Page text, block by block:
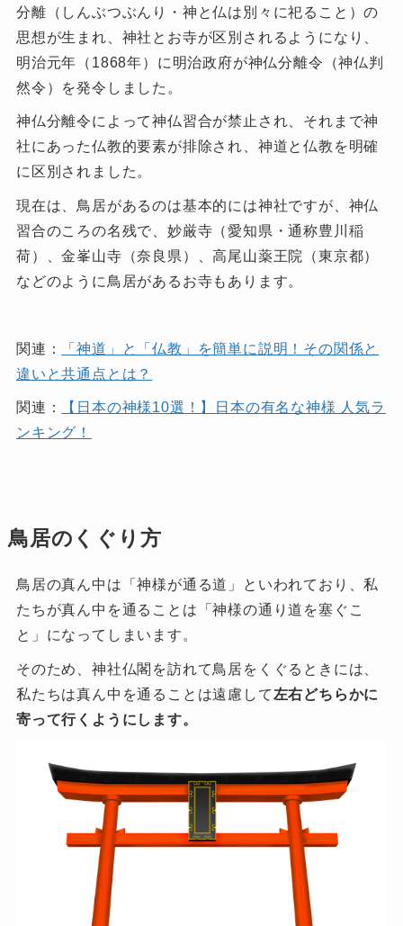
分離（しんぶつぶんり・神と仏は別々に祀ること）の
思想が生まれ、神社とお寺が区別されるようになり、
明治元年（1868年）に明治政府が神仏分離令（神仏判
然令）を発令しました。
神仏分離令によって神仏習合が禁止され、それまで神
社にあった仏教的要素が排除され、神道と仏教を明確
に区別されました。
現在は、鳥居があるのは基本的には神社ですが、神仏
習合のころの名残で、妙厳寺（愛知県・通称豊川稲
荷）、金峯山寺（奈良県）、高尾山薬王院（東京都）
などのように鳥居があるお寺もあります。
関連：
「神道」と「仏教」を簡単に説明！その関係と
違いと共通点とは？
関連：
【日本の神様10選！】日本の有名な神様 人気ラ
ンキング！
鳥居のくぐり方
鳥居の真ん中は「神様が通る道」といわれており、私
たちが真ん中を通ることは「神様の通り道を塞ぐこ
と」になってしまいます。
そのため、神社仏閣を訪れて鳥居をくぐるときには、
私たちは真ん中を通ることは遠慮して左右どちらかに
寄って行くようにします。